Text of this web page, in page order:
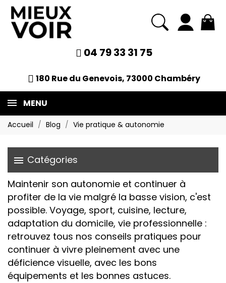
04 79 33 31 75
180 Rue du Genevois, 73000 Chambéry
MENU
Accueil Blog Vie pratique & autonomie
menu Catégories
Maintenir son autonomie et continuer à
profiter de la vie malgré la basse vision, c'est
possible. Voyage, sport, cuisine, lecture,
adaptation du domicile, vie professionnelle :
retrouvez tous nos conseils pratiques pour
continuer à vivre pleinement avec une
déficience visuelle, avec les bons
équipements et les bonnes astuces.